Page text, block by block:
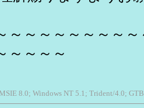
～～～～～～～～
～～～～
8.0; Windows NT 5.1; Trident/4.0;